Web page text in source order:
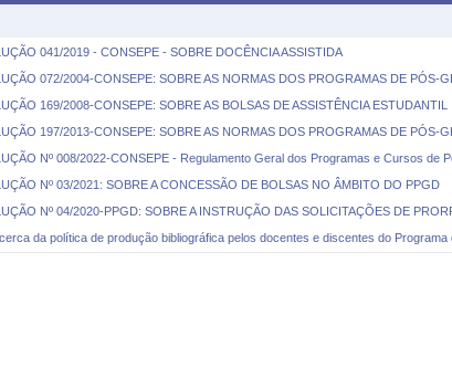
041/2019 - CONSEPE - SOBRE DOCÊNCIA ASSISTIDA
072/2004-CONSEPE: SOBRE AS NORMAS DOS PROGRAMAS DE PÓS-
169/2008-CONSEPE: SOBRE AS BOLSAS DE ASSISTÊNCIA ESTUDANTIL
197/2013-CONSEPE: SOBRE AS NORMAS DOS PROGRAMAS DE PÓS-
Nº 008/2022-CONSEPE - Regulamento Geral dos Programas e Cursos de
Nº 03/2021: SOBRE A CONCESSÃO DE BOLSAS NO ÂMBITO DO PPGD
Nº 04/2020-PPGD: SOBRE A INSTRUÇÃO DAS SOLICITAÇÕES DE
da política de produção bibliográfica pelos docentes e discentes do Programa